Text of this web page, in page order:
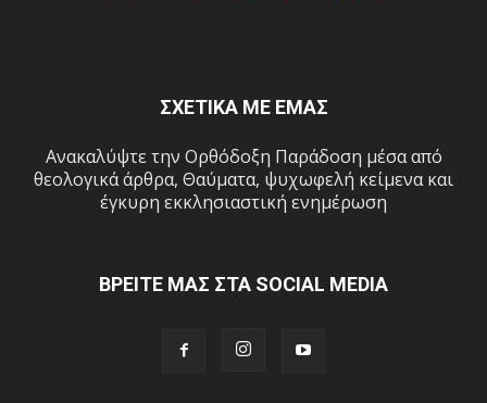
ΣΧΕΤΙΚΑ ΜΕ ΕΜΑΣ
Ανακαλύψτε την Ορθόδοξη Παράδοση μέσα από
θεολογικά άρθρα, Θαύματα, ψυχωφελή κείμενα και
έγκυρη εκκλησιαστική ενημέρωση
ΒΡΕΙΤΕ ΜΑΣ ΣΤΑ SOCIAL MEDIA